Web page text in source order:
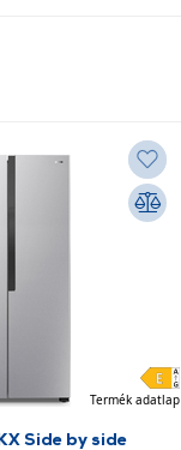
Termék adatlap
Side by side